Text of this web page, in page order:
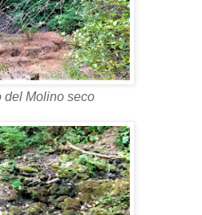
del Molino seco